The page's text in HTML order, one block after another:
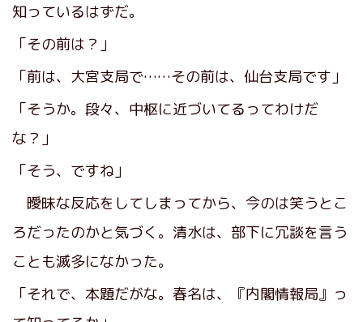
知っているはずだ。
「その前は？」
「前は、大宮支局で……その前は、仙台支局です」
「そうか。段々、中枢に近づいてるってわけだ
な？」
「そう、ですね」
曖昧な反応をしてしまってから、今のは笑うとこ
ろだったのかと気づく。清水は、部下に冗談を言う
ことも滅多になかった。
「それで、本題だがな。春名は、『内閣情報局』っ